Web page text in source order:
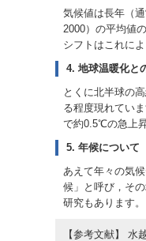
気候値は長年（
2000）の平均値
シフトはこれに
4. 地球温暖化と
とくに北半球の
る程度現れてい
で約0.5℃の急上
5. 年候について
あえて年々の気
候」と呼び，そ
研究もあります。
【参考文献】